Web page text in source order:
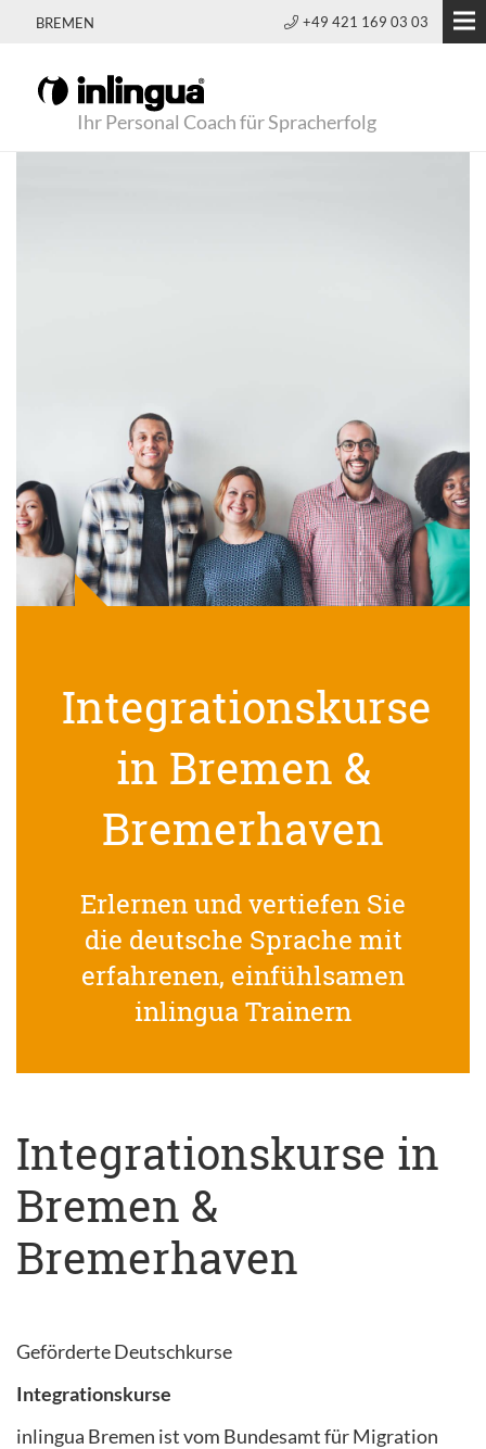
BREMEN +49 421 169 03 03
Ihr Personal Coach für Spracherfolg
Integrationskurse
in Bremen &
Bremerhaven
Erlernen und vertiefen Sie
die deutsche Sprache mit
erfahrenen, einfühlsamen
inlingua Trainern
Integrationskurse in
Bremen &
Bremerhaven
Geförderte Deutschkurse
Integrationskurse
inlingua Bremen ist vom Bundesamt für Migration